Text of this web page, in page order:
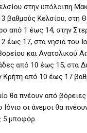
στην υπόλοιπη
βαθμούς Κελσίου, στη
από 1 έως 14, στην
έως 17, στα νησιά του
και Ανατολικού
από 10 έως 15, στα
Κρήτη από 10 έως 17
θα πνέουν από
οι άνεμοι θα
5 μποφόρ.